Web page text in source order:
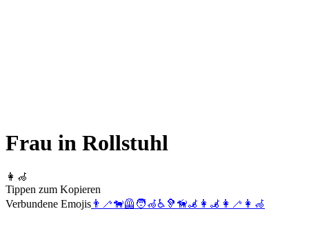
Frau in Rollstuhl
👩‍🦽
Tippen zum Kopieren
Verbundene Emojis 👨‍🦯🐕‍🦺 🧑‍🦽♿ 🦻 🦮🦼 👩‍🦼 👩‍🦯 👩‍🦽